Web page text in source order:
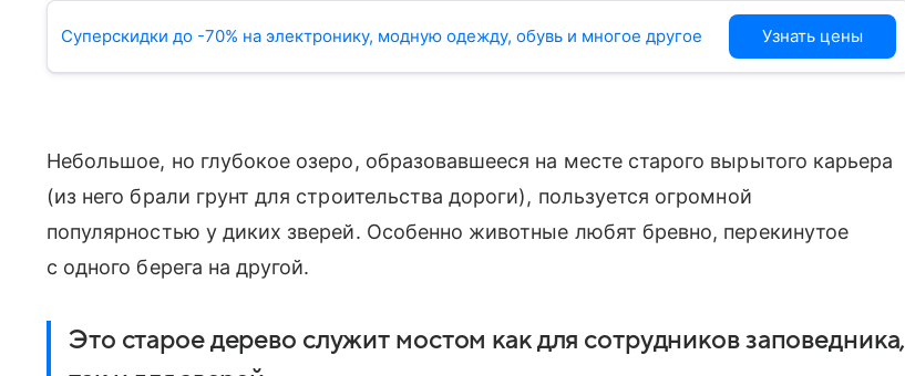
Суперскидки до -70% на электронику, модную одежду, обувь и многое другое Узнать цены
Небольшое, но глубокое озеро, образовавшееся на месте старого вырытого карьера
(из него брали грунт для строительства дороги), пользуется огромной
популярностью у диких зверей. Особенно животные любят бревно, перекинутое
с одного берега на другой.
Это старое дерево служит мостом как для сотрудников заповедника,